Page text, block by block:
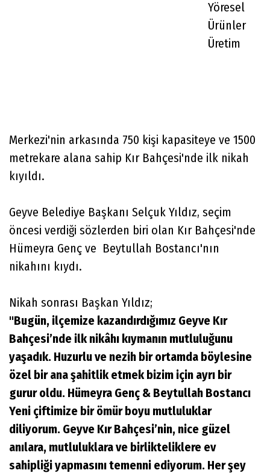
Yöresel
Ürünler
Üretim
Merkezi'nin arkasında 750 kişi kapasiteye ve 1500
metrekare alana sahip Kır Bahçesi'nde ilk nikah
kıyıldı.
Geyve Belediye Başkanı Selçuk Yıldız, seçim
öncesi verdiği sözlerden biri olan Kır Bahçesi'nde
Hümeyra Genç ve Beytullah Bostancı'nın
nikahını kıydı.
Nikah sonrası Başkan Yıldız;
"Bugün, ilçemize kazandırdığımız Geyve Kır
Bahçesi’nde ilk nikâhı kıymanın mutluluğunu
yaşadık. Huzurlu ve nezih bir ortamda böylesine
özel bir ana şahitlik etmek bizim için ayrı bir
gurur oldu. Hümeyra Genç & Beytullah Bostancı
Yeni çiftimize bir ömür boyu mutluluklar
diliyorum. Geyve Kır Bahçesi’nin, nice güzel
anılara, mutluluklara ve birlikteliklere ev
sahipliği yapmasını temenni ediyorum. Her şey